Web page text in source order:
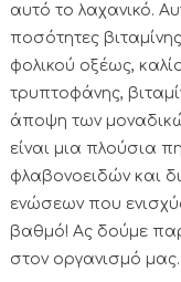
αυτό το λαχανικό.
ποσότητες
φολικού οξέως,
τρυπτοφάνης,
άποψη των
είναι μια πλούσια
φλαβονοειδών και
ενώσεων που
βαθμό! Ας δούμε
στον οργανισμό